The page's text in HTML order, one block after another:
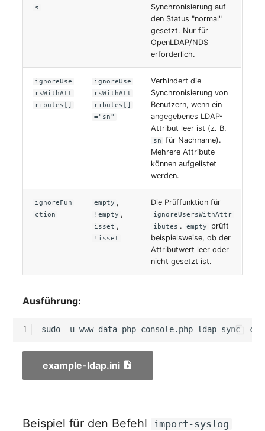
Soundkarte
Speicher
Stammdaten
Stammdaten (Person)
Stammdaten
(Personengruppe)
Standort
Status-Planung
Stromverbraucher
Switch
Version
Vertragszuweisung
Verwaltungsinstanz
s
Synchronisierung auf
den Status "normal"
gesetzt. Nur für
OpenLDAP/NDS
erforderlich.
ignoreUse
rsWithAtt
ributes[]
ignoreUse
rsWithAtt
ributes[]
="sn"
Verhindert die
Synchronisierung von
Benutzern, wenn ein
angegebenes LDAP-
Attribut leer ist (z. B.
sn
für Nachname).
Mehrere Attribute
können aufgelistet
werden.
ignoreFun
ction
empty ,
!empty ,
isset ,
!isset
Die Prüffunktion für
ignoreUsersWithAttr
ibutes . empty
prüft
beispielsweise, ob der
Attributwert leer oder
nicht gesetzt ist.
Ausführung:
1 sudo -u www-data php console.php ldap-sync -c
example-ldap.ini
Beispiel für den Befehl import-syslog